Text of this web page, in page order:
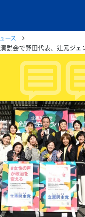
ース
演説会で野田代表、辻元ジ